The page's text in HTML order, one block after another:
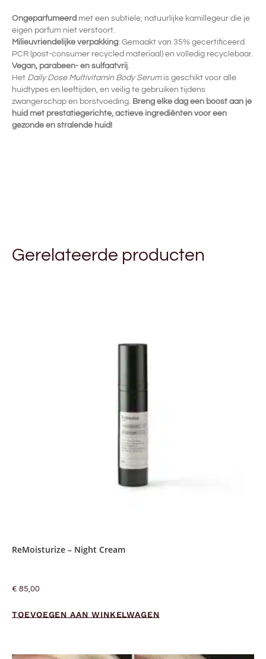
Ongeparfumeerd met een subtiele, natuurlijke kamillegeur die je
eigen parfum niet verstoort.
Milieuvriendelijke verpakking: Gemaakt van 35% gecertificeerd
PCR (post-consumer recycled materiaal) en volledig recyclebaar.
Vegan, parabeen- en sulfaatvrij.
Het Daily Dose Multivitamin Body Serumis geschikt voor alle
huidtypes en leeftijden, en veilig te gebruiken tijdens
zwangerschap en borstvoeding. Breng elke dag een boost aan je
huid met prestatiegerichte, actieve ingrediënten voor een
gezonde en stralende huid!
Gerelateerde producten
ReMoisturize – Night Cream
€ 85,00
TOEVOEGEN AAN WINKELWAGEN